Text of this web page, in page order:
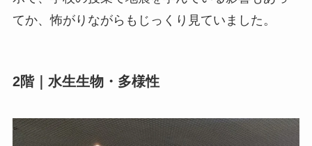
てか、怖がりながらもじっくり見ていました。
2階｜水生生物・多様性